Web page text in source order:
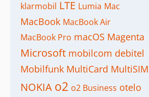
klarmobil LTE Lumia Mac
MacBook MacBook Air
MacBook Pro macOS Magenta
Microsoft mobilcom debitel
Mobilfunk MultiCard MultiSIM
NOKIA o2 o2 Business otelo